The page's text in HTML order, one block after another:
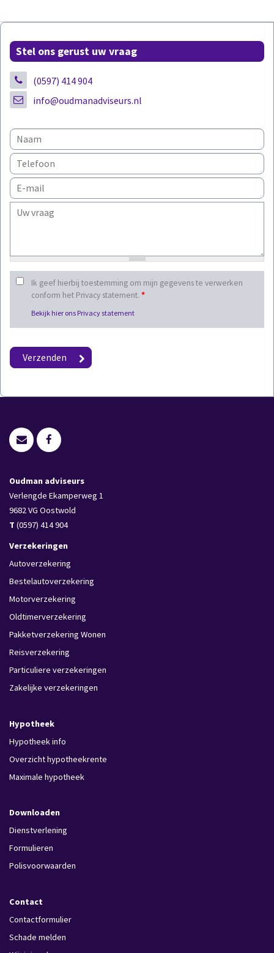
Stel ons gerust uw vraag
(0597) 414 904
info@oudmanadviseurs.nl
Ik geef hierbij toestemming om mijn gegevens te verwerken
conform het Privacy statement. *
Bekijk hier ons Privacy statement
Oudman adviseurs
Verlengde Ekamperweg 1
9682 VG Oostwold
T (0597) 414 904
Verzekeringen
Autoverzekering
Bestelautoverzekering
Motorverzekering
Oldtimerverzekering
Pakketverzekering Wonen
Reisverzekering
Particuliere verzekeringen
Zakelijke verzekeringen
Hypotheek
Hypotheek info
Overzicht hypotheekrente
Maximale hypotheek
Downloaden
Dienstverlening
Formulieren
Polisvoorwaarden
Contact
Contactformulier
Schade melden